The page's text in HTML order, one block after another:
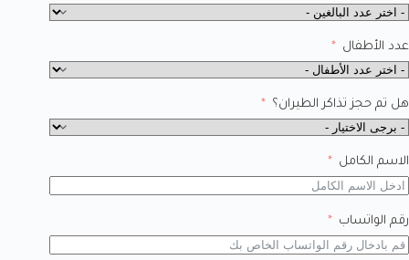
عدد الأطفال
هل تم حجز تذاكر الطيران؟
الاسم الكامل
رقم الواتساب